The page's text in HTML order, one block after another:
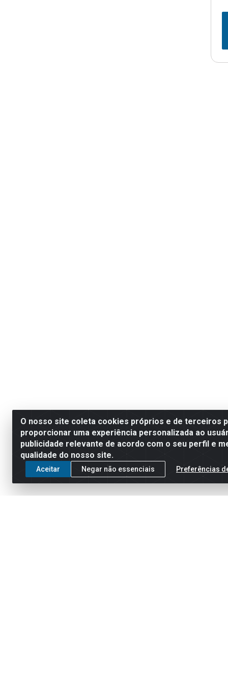
O nosso site coleta cookies próprios e de terceiros
proporcionar uma experiência personalizada ao
publicidade relevante de acordo com o seu perfil e
qualidade do nosso site.
Aceitar Negar não essenciais Preferências